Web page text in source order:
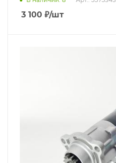
3 100 ₽/шт